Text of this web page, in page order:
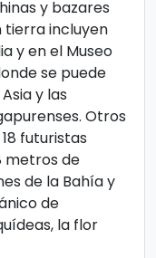
y bazares
tierra incluyen
y en el Museo
se puede
y las
Otros
futuristas
metros de
de la Bahía y
de
la flor